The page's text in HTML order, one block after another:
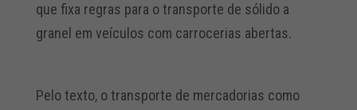
que fixa regras para o transporte de sólido a
granel em veículos com carrocerias abertas.
Pelo texto, o transporte de mercadorias como